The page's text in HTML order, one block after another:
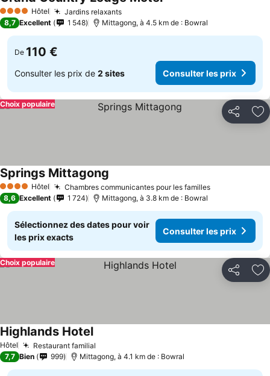
4 Étoiles Hôtel Jardins relaxants
8,7 Excellent 1 548 Mittagong, à 4.5 km de : Bowral
De 110 €
Consulter les prix de 2 sites Consulter les prix
Partager
Choix populaire
4 Étoiles Hôtel Chambres communicantes pour les familles
Springs Mittagong
8,6 Excellent 1 724 Mittagong, à 3.8 km de : Bowral
Sélectionnez des dates pour voir
les prix exacts
Consulter les prix
Partager
Choix populaire
Hôtel Restaurant familial
Highlands Hotel
7,7 Bien 999 Mittagong, à 4.1 km de : Bowral